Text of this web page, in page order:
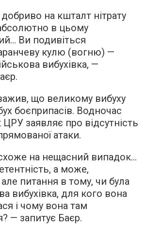
на кшталт нітрату
в цьому
Ви подивіться
кулю (вогню) —
вибухівка, —
що великому вибуху
боєприпасів. Водночас
ЦРУ заявляє про відсутність
атаки.
на нещасний випадок…
а може,
але питання в тому, чи була
вибухівка, для кого вона
і чому вона там
— запитує Баєр.